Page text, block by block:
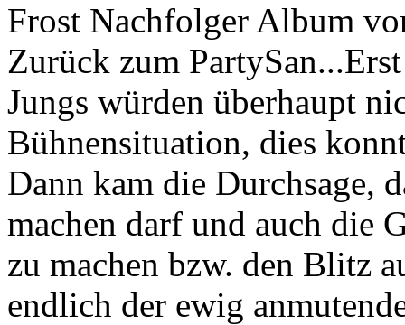
Frost Nachfolger Album
Zurück zum
Jungs würden überhaupt
Bühnensituation, dies
Dann kam die Durchsage,
machen darf und auch die
zu machen bzw. den Blitz
endlich der ewig